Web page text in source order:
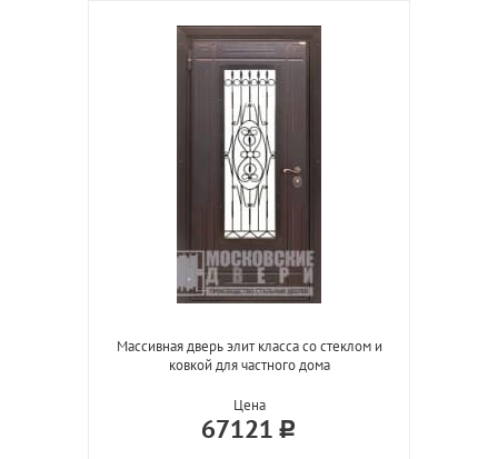
Массивная дверь элит класса со стеклом и
ковкой для частного дома
Цена
67121